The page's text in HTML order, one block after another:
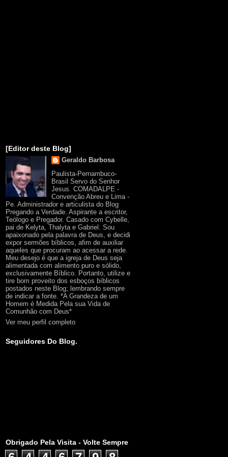
[Editor deste Blog]
Geraldo Barbosa
Paulista-Pernambuco-
Brasil Servo do Senhor
Jesus. COMADALPE -
Convenção Abreu e Lima -
Pe. Administrador e articulista do Blog
Pregando a Verdade. Aspirante a escritor,
Teólogo e Pregador. Casado com Cybelle,
pai de Kelyta, Thalyta e Gabriel. Sou
apaixonado pela palavra de Deus, e decidi
expor sermões bíblicos, afim de auxiliar
aqueles que procuram ao acessar a rede.
Meu desejo é que a igreja de Deus seja
alimentada com alimento puro e sólido,
exclusivamente Bíblico. Portanto, utilize e
tire bom proveito dos esboços bíblicos
postados neste Blog; lembrando sempre
de indicar a fonte. *A Grandeza de um
Homem é Medida Pela sua Vida de
Comunhão com Deus*
Ver meu perfil completo
Seguidores Do Blog.
Obrigado Pela Visita - Volte Sempre